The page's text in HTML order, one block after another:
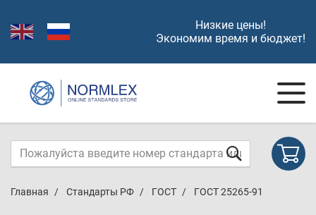
Низкие цены!
Экономим время и бюджет!
Главная Стандарты РФ ГОСТ ГОСТ 25265-91